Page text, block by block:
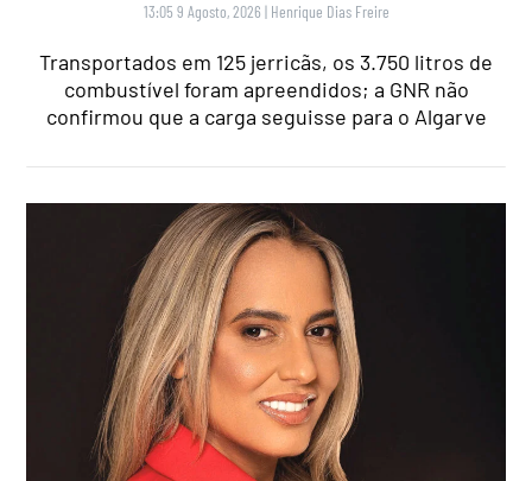
13:05 9 Agosto, 2026 | Henrique Dias Freire
Transportados em 125 jerricãs, os 3.750 litros de
combustível foram apreendidos; a GNR não
confirmou que a carga seguisse para o Algarve